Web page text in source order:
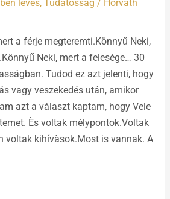
levés, Tudatosság / Horváth
a férje megteremti.Könnyű Neki,
Neki, mert a felesège… 30
Tudod ez azt jelenti, hogy
vagy veszekedés után, amikor
azt a választ kaptam, hogy Vele
Ès voltak mèlypontok.Voltak
voltak kihívàsok.Most is vannak. A